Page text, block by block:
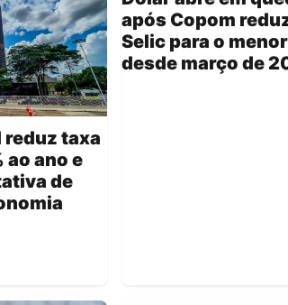
reduz taxa
ao ano e
de
após Copom
Selic para o
desde março de